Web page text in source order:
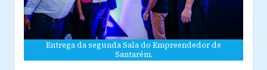
Entrega da segunda Sala do Empreendedor de
Santarém.